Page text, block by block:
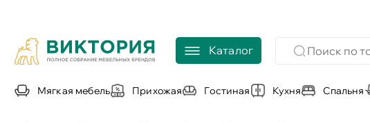
Каталог
Мягкая мебель Прихожая Гостиная Кухня Спальня